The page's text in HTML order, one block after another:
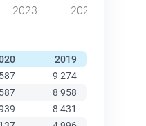
2023 2024
2019